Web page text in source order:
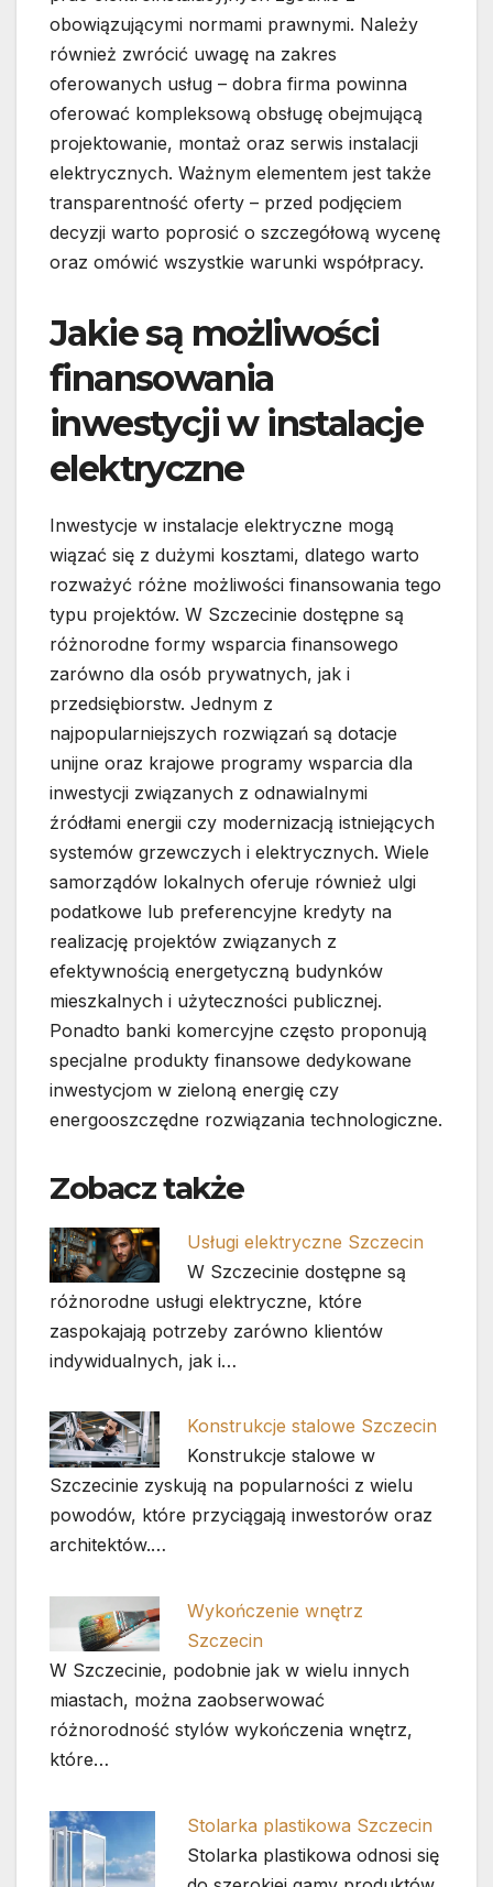
obowiązującymi normami prawnymi. Należy
również zwrócić uwagę na zakres
oferowanych usług – dobra firma powinna
oferować kompleksową obsługę obejmującą
projektowanie, montaż oraz serwis instalacji
elektrycznych. Ważnym elementem jest także
transparentność oferty – przed podjęciem
decyzji warto poprosić o szczegółową wycenę
oraz omówić wszystkie warunki współpracy.
Jakie są możliwości
finansowania
inwestycji w instalacje
elektryczne
Inwestycje w instalacje elektryczne mogą
wiązać się z dużymi kosztami, dlatego warto
rozważyć różne możliwości finansowania tego
typu projektów. W Szczecinie dostępne są
różnorodne formy wsparcia finansowego
zarówno dla osób prywatnych, jak i
przedsiębiorstw. Jednym z
najpopularniejszych rozwiązań są dotacje
unijne oraz krajowe programy wsparcia dla
inwestycji związanych z odnawialnymi
źródłami energii czy modernizacją istniejących
systemów grzewczych i elektrycznych. Wiele
samorządów lokalnych oferuje również ulgi
podatkowe lub preferencyjne kredyty na
realizację projektów związanych z
efektywnością energetyczną budynków
mieszkalnych i użyteczności publicznej.
Ponadto banki komercyjne często proponują
specjalne produkty finansowe dedykowane
inwestycjom w zieloną energię czy
energooszczędne rozwiązania technologiczne.
Zobacz także
Usługi elektryczne Szczecin
W Szczecinie dostępne są
różnorodne usługi elektryczne, które
zaspokajają potrzeby zarówno klientów
indywidualnych, jak i…
Konstrukcje stalowe Szczecin
Konstrukcje stalowe w
Szczecinie zyskują na popularności z wielu
powodów, które przyciągają inwestorów oraz
architektów.…
Wykończenie wnętrz
Szczecin
W Szczecinie, podobnie jak w wielu innych
miastach, można zaobserwować
różnorodność stylów wykończenia wnętrz,
które…
Stolarka plastikowa Szczecin
Stolarka plastikowa odnosi się